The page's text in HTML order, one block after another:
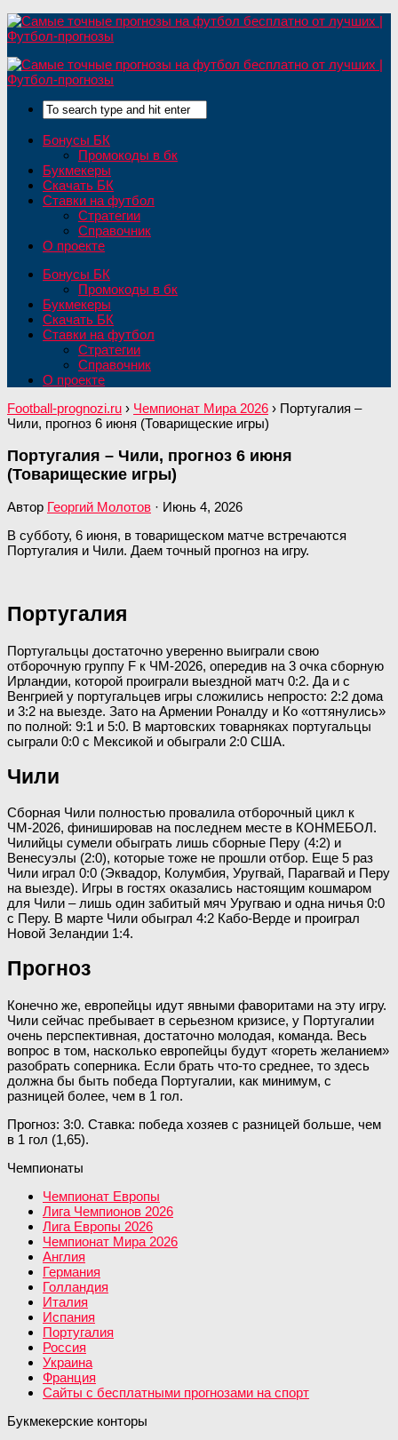
Бонусы БК
Промокоды в бк
Букмекеры
Скачать БК
Ставки на футбол
Стратегии
Справочник
О проекте
Бонусы БК
Промокоды в бк
Букмекеры
Скачать БК
Ставки на футбол
Стратегии
Справочник
О проекте
Football-prognozi.ru › Чемпионат Мира 2026 › Португалия –
Чили, прогноз 6 июня (Товарищеские игры)
Португалия – Чили, прогноз 6 июня
(Товарищеские игры)
Автор Георгий Молотов · Июнь 4, 2026
В субботу, 6 июня, в товарищеском матче встречаются
Португалия и Чили. Даем точный прогноз на игру.
Португалия
Португальцы достаточно уверенно выиграли свою
отборочную группу F к ЧМ-2026, опередив на 3 очка сборную
Ирландии, которой проиграли выездной матч 0:2. Да и с
Венгрией у португальцев игры сложились непросто: 2:2 дома
и 3:2 на выезде. Зато на Армении Роналду и Ко «оттянулись»
по полной: 9:1 и 5:0. В мартовских товарняках португальцы
сыграли 0:0 с Мексикой и обыграли 2:0 США.
Чили
Сборная Чили полностью провалила отборочный цикл к
ЧМ-2026, финишировав на последнем месте в КОНМЕБОЛ.
Чилийцы сумели обыграть лишь сборные Перу (4:2) и
Венесуэлы (2:0), которые тоже не прошли отбор. Еще 5 раз
Чили играл 0:0 (Эквадор, Колумбия, Уругвай, Парагвай и Перу
на выезде). Игры в гостях оказались настоящим кошмаром
для Чили – лишь один забитый мяч Уругваю и одна ничья 0:0
с Перу. В марте Чили обыграл 4:2 Кабо-Верде и проиграл
Новой Зеландии 1:4.
Прогноз
Конечно же, европейцы идут явными фаворитами на эту игру.
Чили сейчас пребывает в серьезном кризисе, у Португалии
очень перспективная, достаточно молодая, команда. Весь
вопрос в том, насколько европейцы будут «гореть желанием»
разобрать соперника. Если брать что-то среднее, то здесь
должна бы быть победа Португалии, как минимум, с
разницей более, чем в 1 гол.
Прогноз: 3:0. Ставка: победа хозяев с разницей больше, чем
в 1 гол (1,65).
Чемпионаты
Чемпионат Европы
Лига Чемпионов 2026
Лига Европы 2026
Чемпионат Мира 2026
Англия
Германия
Голландия
Италия
Испания
Португалия
Россия
Украина
Франция
Сайты с бесплатными прогнозами на спорт
Букмекерские конторы